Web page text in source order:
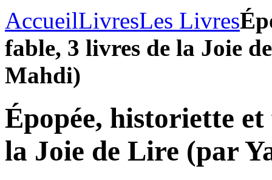
AccueilLivresLes Livres
fable, 3 livres de la Joie
Mahdi)
Épopée, historiette
la Joie de Lire (par